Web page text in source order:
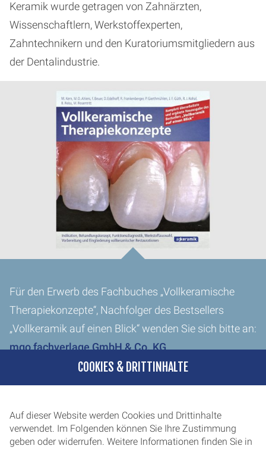
Keramik wurde getragen von Zahnärzten,
Wissenschaftlern, Werkstoffexperten,
Zahntechnikern und den Kuratoriumsmitgliedern aus
der Dentalindustrie.
Für den Erwerb des Fachbuches „Vollkeramische
Therapiekonzepte“, Nachfolger des Bestsellers
„Vollkeramik auf einen Blick“ wenden Sie sich bitte an:
mgo fachverlage GmbH & Co. KG.
COOKIES & DRITTINHALTE
Auf dieser Website werden Cookies und Drittinhalte
verwendet. Im Folgenden können Sie Ihre Zustimmung
geben oder widerrufen. Weitere Informationen finden Sie in